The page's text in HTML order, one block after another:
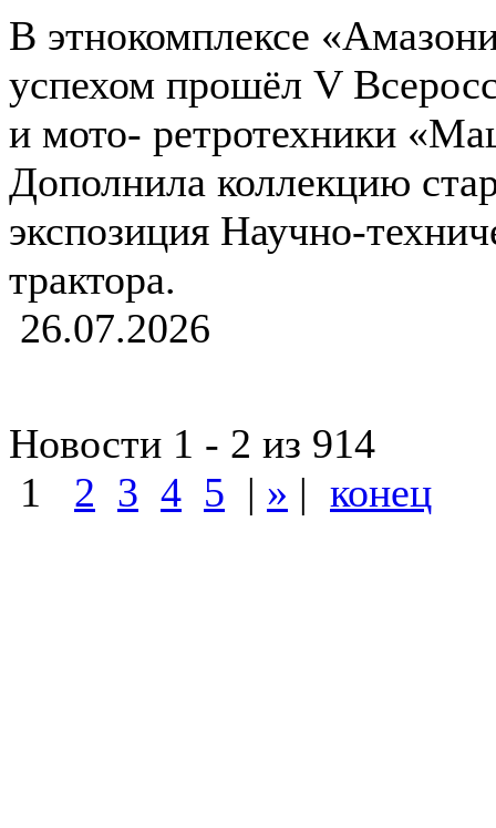
В этнокомплексе
успехом прошёл V
и мото- ретротехники
Дополнила коллекцию
экспозиция Научно-
трактора.
26.07.2026
Новости 1 - 2 из 914
1
2 3 4 5 | » | конец